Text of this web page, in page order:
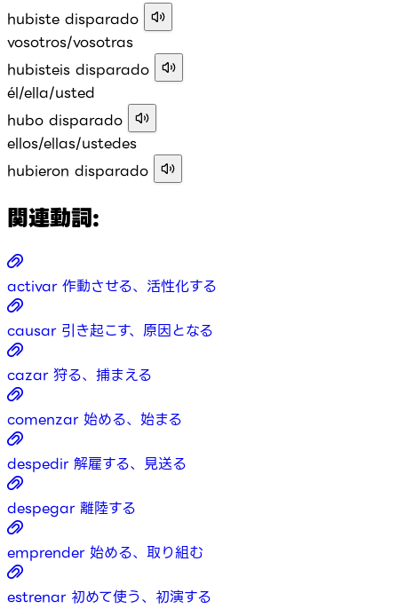
hubiste disparado
vosotros/vosotras
hubisteis disparado
él/ella/usted
hubo disparado
ellos/ellas/ustedes
hubieron disparado
関連動詞:
activar 作動させる、活性化する
causar 引き起こす、原因となる
cazar 狩る、捕まえる
comenzar 始める、始まる
despedir 解雇する、見送る
despegar 離陸する
emprender 始める、取り組む
estrenar 初めて使う、初演する